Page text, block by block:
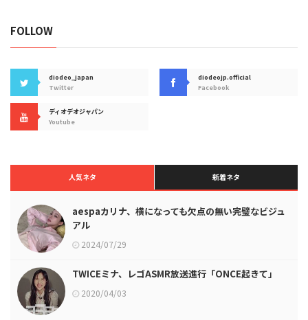
FOLLOW
diodeo_japan
Twitter
diodeojp.official
Facebook
ディオデオジャパン
Youtube
人気ネタ 新着ネタ
aespaカリナ、横になっても欠点の無い完璧なビジュ
アル
2024/07/29
TWICEミナ、レゴASMR放送進行「ONCE起きて」
2020/04/03